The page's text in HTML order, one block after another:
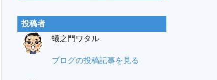
投稿者
蟻之門ワタル
蟻
ブログの投稿記事を見る